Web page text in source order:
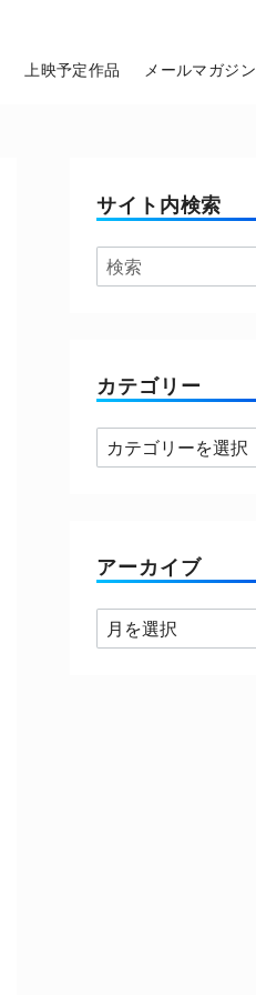
上映予定作品 メールマガジン
サイト内検索
カテゴリー
カ
テ
ー
アーカイブ
ア
ー